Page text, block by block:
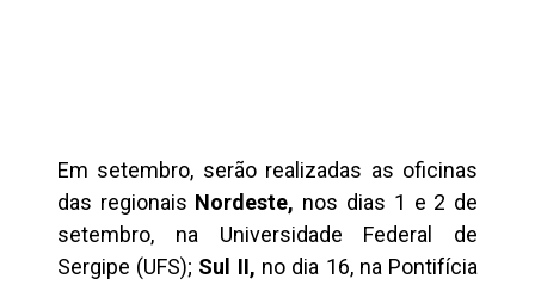
Em setembro, serão realizadas as oficinas
das regionais Nordeste, nos dias 1 e 2 de
setembro, na Universidade Federal de
Sergipe (UFS); Sul II, no dia 16, na Pontifícia